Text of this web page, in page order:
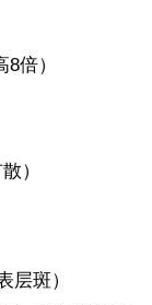
倍）
）
层斑）